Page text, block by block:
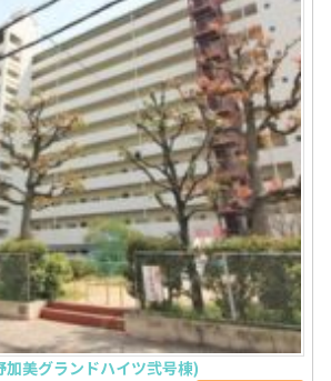
美グランドハイツ弐号棟)